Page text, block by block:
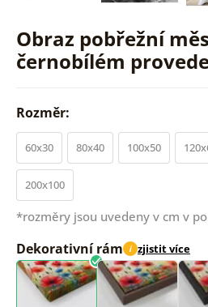
Obraz pobřežní
černobílém
Rozměr:
60x30 80x40 100x50
200x100
*rozměry jsou uvedeny v cm v
Dekorativní rám i zjistit více